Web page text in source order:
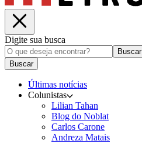
Digite sua busca
Buscar
Buscar
Últimas notícias
Colunistas
Lilian Tahan
Blog do Noblat
Carlos Carone
Andreza Matais